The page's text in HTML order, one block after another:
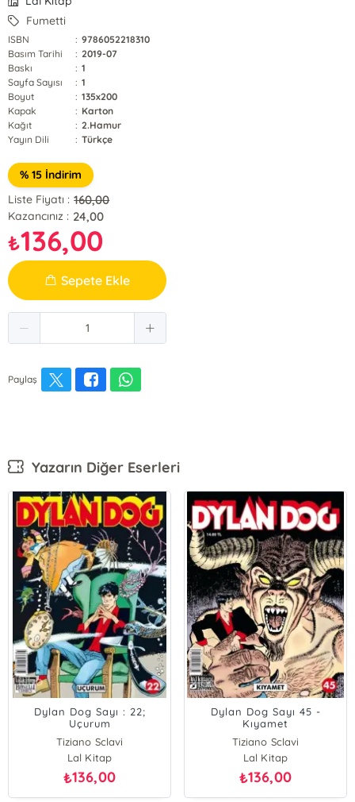
Fumetti
ISBN : 9786052218310
Basım Tarihi
: 2019-07
Baskı
: 1
Sayfa Sayısı
: 1
Boyut
: 135x200
Kapak
: Karton
Kağıt
: 2.Hamur
Yayın Dili
: Türkçe
% 15 İndirim
Liste Fiyatı : 160,00
Kazancınız : 24,00
₺136,00
Sepete Ekle
Paylaş
Yazarın Diğer Eserleri
Dylan Dog Sayı : 22;
Uçurum
Tiziano Sclavi
Lal Kitap
₺136,00
Dylan Dog Sayı 45 -
Kıyamet
Tiziano Sclavi
Lal Kitap
₺136,00